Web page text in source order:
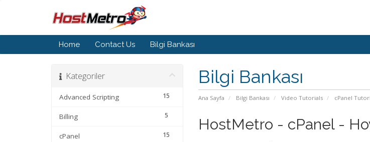
Home Contact Us Bilgi Bankası
Bilgi Bankası
Ana Sayfa Bilgi Bankası Video Tutorials cPanel
Kategoriler
15
Advanced Scripting
5
Billing
15
cPanel
HostMetro - cPanel -